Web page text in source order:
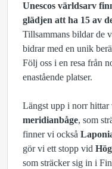
Unescos världsarv
glädjen att ha 15 av
Tillsammans bildar de
bidrar med en unik
Följ oss i en resa från
enastående platser.
Längst upp i norr hittar
meridianbåge, som
finner vi också
gör vi ett stopp vid
som sträcker sig in i